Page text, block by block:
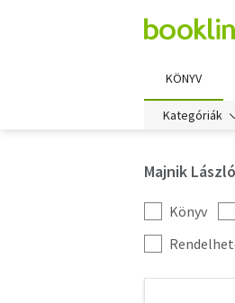
KÖNYV
Kategóriák
Majnik
Kategória
szűrés
Könyv
További
szűrők